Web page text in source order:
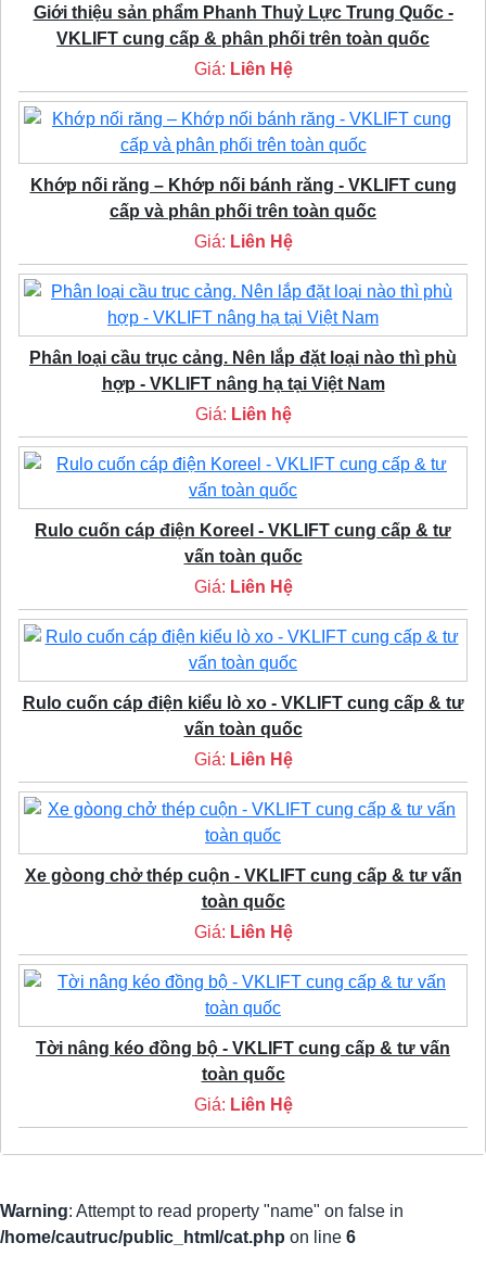
Giới thiệu sản phẩm Phanh Thuỷ Lực Trung Quốc -
VKLIFT cung cấp & phân phối trên toàn quốc
Giá: Liên Hệ
Khớp nối răng – Khớp nối bánh răng - VKLIFT cung
cấp và phân phối trên toàn quốc
Giá: Liên Hệ
Phân loại cầu trục cảng. Nên lắp đặt loại nào thì phù
hợp - VKLIFT nâng hạ tại Việt Nam
Giá: Liên hệ
Rulo cuốn cáp điện Koreel - VKLIFT cung cấp & tư
vấn toàn quốc
Giá: Liên Hệ
Rulo cuốn cáp điện kiểu lò xo - VKLIFT cung cấp & tư
vấn toàn quốc
Giá: Liên Hệ
Xe gòong chở thép cuộn - VKLIFT cung cấp & tư vấn
toàn quốc
Giá: Liên Hệ
Tời nâng kéo đồng bộ - VKLIFT cung cấp & tư vấn
toàn quốc
Giá: Liên Hệ
Warning: Attempt to read property "name" on false in
/home/cautruc/public_html/cat.php on line 6